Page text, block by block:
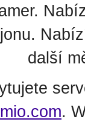
další
.